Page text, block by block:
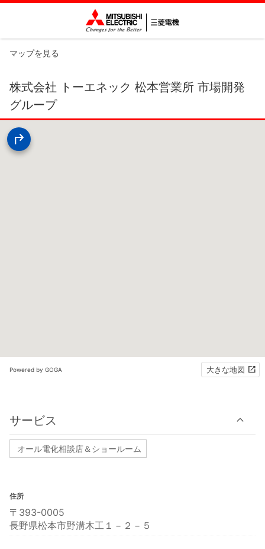
マップを見る
株式会社 トーエネック 松本営業所 市場開発
グループ
Powered by GOGA 大きな地図
サービス
オール電化相談店＆ショールーム
住所
〒393-0005
長野県松本市野溝木工１－２－５